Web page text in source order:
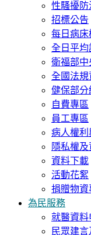
性騷擾防
招標公告
每日病床
全日平均
衛福部中
全國法規
健保部分
自費專區
員工專區
病人權利
隱私權
資料下載
活動花絮
捐贈物資
為民服務
就醫資料
民眾建